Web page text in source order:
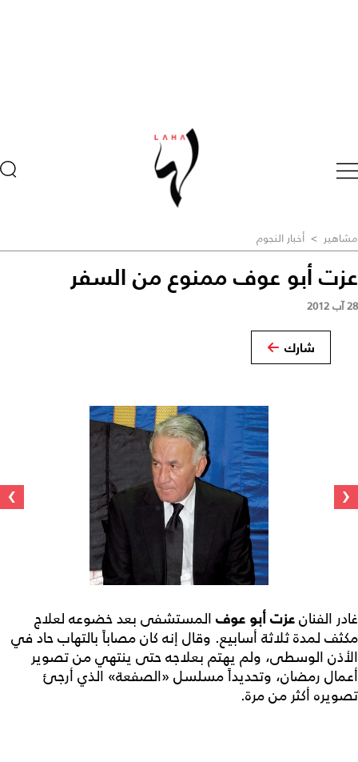
مشاهير > أخبار النجوم
عزت أبو عوف ممنوع من السفر
28 آب 2012
شارك
‹
›
غادر الفنانعزت أبو عوف المستشفى بعد خضوعه لعلاج
مكثف لمدة ثلاثة أسابيع. وقال إنه كان مصاباً بالتهاب حاد في
الأذن الوسطى، ولم يهتم بعلاجه حتى ينتهي من تصوير
أعمال رمضان، وتحديداً مسلسل «الصفعة» الذي أرجئ
تصويره أكثر من مرة.